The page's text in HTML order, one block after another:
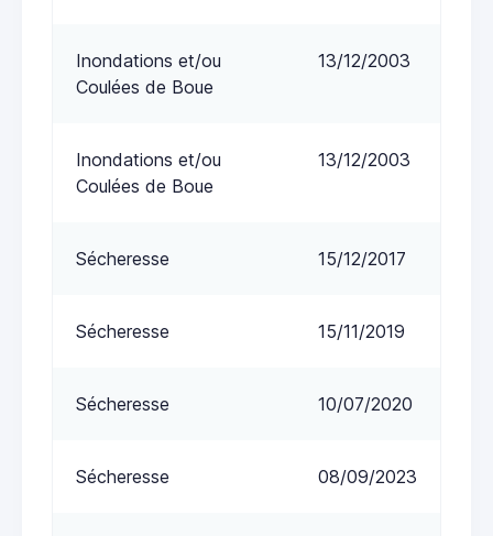
Inondations et/ou
Coulées de Boue
13/12/2003
Inondations et/ou
Coulées de Boue
13/12/2003
Sécheresse 15/12/2017
Sécheresse 15/11/2019
Sécheresse 10/07/2020
Sécheresse 08/09/2023